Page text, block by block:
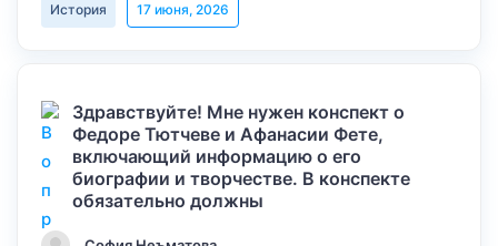
История 17 июня, 2026
Здравствуйте! Мне нужен конспект о
Федоре Тютчеве и Афанасии Фете,
включающий информацию о его
биографии и творчестве. В конспекте
обязательно должны